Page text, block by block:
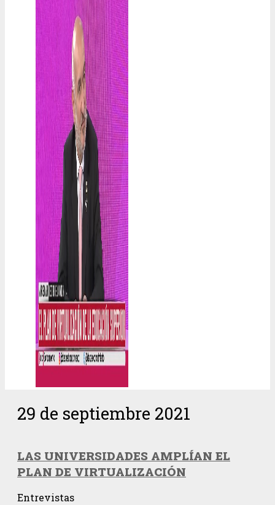
29 de septiembre 2021
LAS UNIVERSIDADES AMPLÍAN EL
PLAN DE VIRTUALIZACIÓN
Entrevistas